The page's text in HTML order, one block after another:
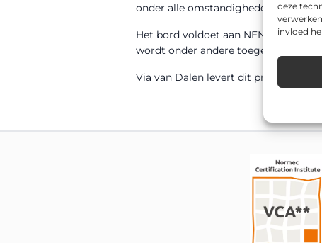
deze
invloed
onder alle omstandigheden goed
Het bord voldoet aan NEN 12899-1
wordt onder andere toegepast op
Via van Dalen levert dit product